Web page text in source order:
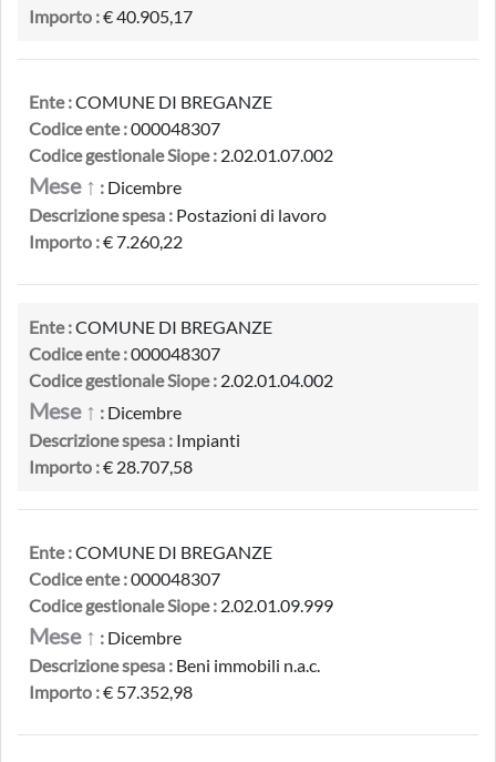
Importo :€ 40.905,17
Ente :COMUNE DI BREGANZE
Codice ente :000048307
Codice gestionale Siope : 2.02.01.07.002
Mese ↑ : Dicembre
Descrizione spesa : Postazioni di lavoro
Importo :€ 7.260,22
Ente :COMUNE DI BREGANZE
Codice ente :000048307
Codice gestionale Siope : 2.02.01.04.002
Mese ↑ : Dicembre
Descrizione spesa : Impianti
Importo :€ 28.707,58
Ente :COMUNE DI BREGANZE
Codice ente :000048307
Codice gestionale Siope : 2.02.01.09.999
Mese ↑ : Dicembre
Descrizione spesa : Beni immobili n.a.c.
Importo :€ 57.352,98